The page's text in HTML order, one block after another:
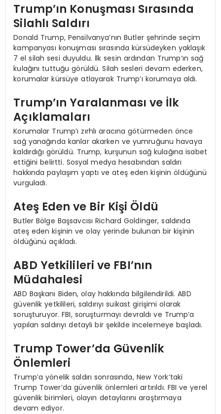
Trump’ın Konuşması Sırasında
Silahlı Saldırı
Donald Trump, Pensilvanya’nın Butler şehrinde seçim
kampanyası konuşması sırasında kürsüdeyken yaklaşık
7 el silah sesi duyuldu. İlk sesin ardından Trump’ın sağ
kulağını tuttuğu görüldü. Silah sesleri devam ederken,
korumalar kürsüye atlayarak Trump’ı korumaya aldı.
Trump’ın Yaralanması ve İlk
Açıklamaları
Korumalar Trump’ı zırhlı aracına götürmeden önce
sağ yanağında kanlar akarken ve yumruğunu havaya
kaldırdığı görüldü. Trump, kurşunun sağ kulağına isabet
ettiğini belirtti. Sosyal medya hesabından saldırı
hakkında paylaşım yaptı ve ateş eden kişinin öldüğünü
vurguladı.
Ateş Eden ve Bir Kişi Öldü
Butler Bölge Başsavcısı Richard Goldinger, saldırıda
ateş eden kişinin ve olay yerinde bulunan bir kişinin
öldüğünü açıkladı.
ABD Yetkilileri ve FBI’nın
Müdahalesi
ABD Başkanı Biden, olay hakkında bilgilendirildi. ABD
güvenlik yetkilileri, saldırıyı suikast girişimi olarak
soruşturuyor. FBI, soruşturmayı devraldı ve Trump’a
yapılan saldırıyı detaylı bir şekilde incelemeye başladı.
Trump Tower’da Güvenlik
Önlemleri
Trump’a yönelik saldırı sonrasında, New York’taki
Trump Tower’da güvenlik önlemleri artırıldı. FBI ve yerel
güvenlik birimleri, olayın detaylarını araştırmaya
devam ediyor.